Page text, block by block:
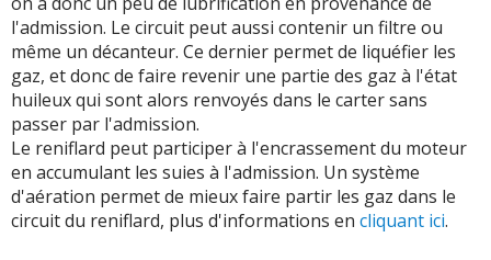
l'admission. Le circuit peut aussi contenir un filtre ou
même un décanteur. Ce dernier permet de liquéfier les
gaz, et donc de faire revenir une partie des gaz à l'état
huileux qui sont alors renvoyés dans le carter sans
passer par l'admission.
Le reniflard peut participer à l'encrassement du moteur
en accumulant les suies à l'admission. Un système
d'aération permet de mieux faire partir les gaz dans le
circuit du reniflard, plus d'informations en cliquant ici.